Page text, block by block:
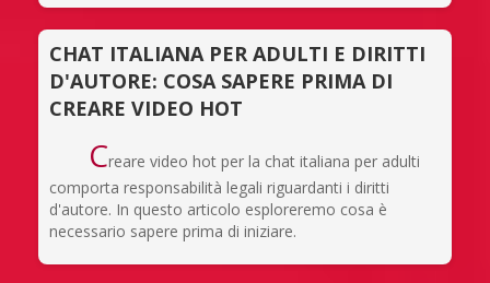
CHAT ITALIANA PER ADULTI E DIRITTI
D'AUTORE: COSA SAPERE PRIMA DI
CREARE VIDEO HOT
Creare video hot per la chat italiana per adulti
comporta responsabilità legali riguardanti i diritti
d'autore. In questo articolo esploreremo cosa è
necessario sapere prima di iniziare.